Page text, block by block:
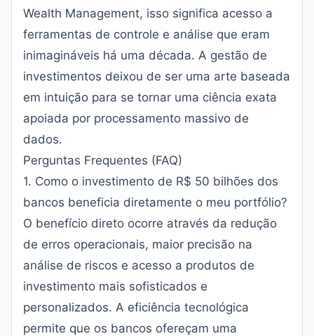
Wealth Management, isso significa acesso a
ferramentas de controle e análise que eram
inimagináveis há uma década. A gestão de
investimentos deixou de ser uma arte baseada
em intuição para se tornar uma ciência exata
apoiada por processamento massivo de
dados.
Perguntas Frequentes (FAQ)
1. Como o investimento de R$ 50 bilhões dos
bancos beneficia diretamente o meu portfólio?
O benefício direto ocorre através da redução
de erros operacionais, maior precisão na
análise de riscos e acesso a produtos de
investimento mais sofisticados e
personalizados. A eficiência tecnológica
permite que os bancos ofereçam uma